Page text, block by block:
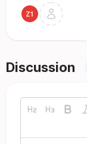
Discussion